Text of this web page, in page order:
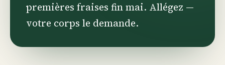
premières fraises fin mai. Allégez —
votre corps le demande.